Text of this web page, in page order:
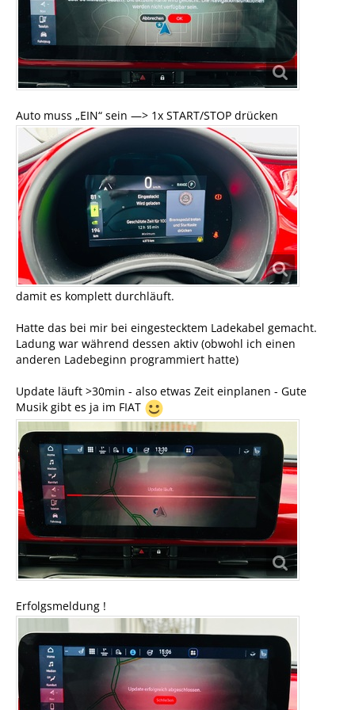
Auto muss „EIN“ sein —> 1x START/STOP drücken
damit es komplett durchläuft.
Hatte das bei mir bei eingestecktem Ladekabel gemacht.
Ladung war während dessen aktiv (obwohl ich einen
anderen Ladebeginn programmiert hatte)
Update läuft >30min - also etwas Zeit einplanen - Gute
Musik gibt es ja im FIAT
Erfolgsmeldung !